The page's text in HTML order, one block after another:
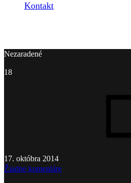
Kontakt
Nezaradené
18
17. októbra 2014
Žiadne komentárena